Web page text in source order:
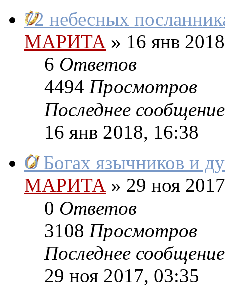
72 небесных
МАРИТА » 16 янв
6 Ответов
4494 Просмотров
Последнее сообщение
16 янв 2018, 16:38
О Богах язычников и
МАРИТА » 29 ноя
0 Ответов
3108 Просмотров
Последнее сообщение
29 ноя 2017, 03:35